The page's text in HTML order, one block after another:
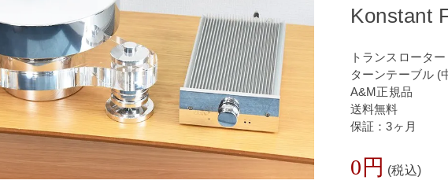
Konstant
トランスローター
ターンテーブル (
A&M正規品
送料無料
保証：3ヶ月
0円 (税込)